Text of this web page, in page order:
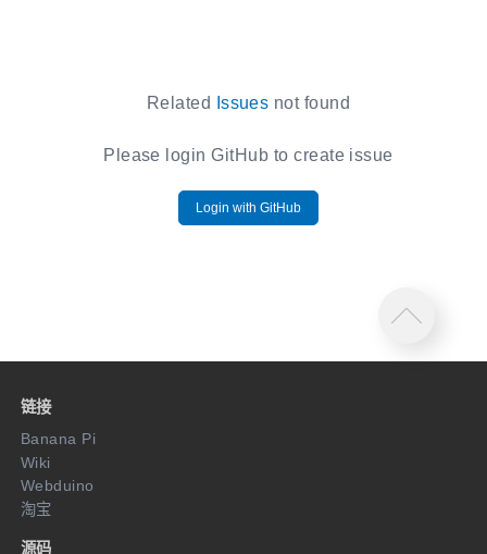
Related Issues not found
Please login GitHub to create issue
Login with GitHub
链接
Banana Pi
Wiki
Webduino
淘宝
源码